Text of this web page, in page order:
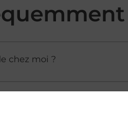
chez moi ?